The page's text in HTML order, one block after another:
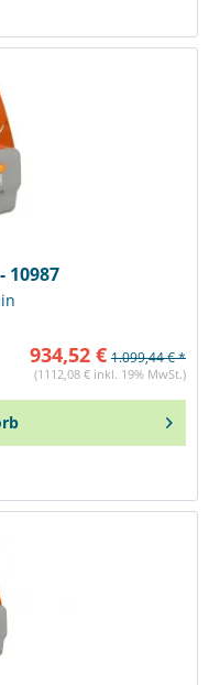
10987
934,52 € 1.099,44 € *
(1112,08 € inkl. 19% MwSt.)